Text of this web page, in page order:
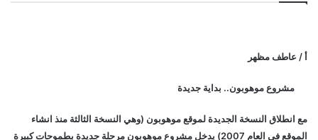
أ / عاطف مظهر
مشروع موهوبون.. بداية جديدة
مع انطلاق النسخة الجديدة لموقع موهوبون (وهي النسخة الثالثة منذ انشاء
الموقع في العام 2007) يدخل مشروع موهوبون مرحلة جديدة بطموحات كبيرة